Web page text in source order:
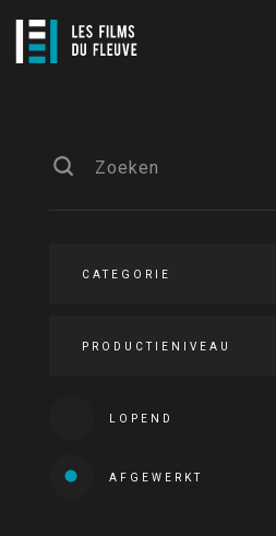
CATEGORIE
PRODUCTIENIVEAU
LOPEND
AFGEWERKT